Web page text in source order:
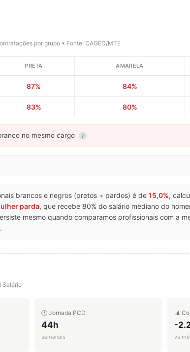
por grupo • Fonte: CAGED/MTE
PRETA AMARELA
87% 84%
83% 80%
no mesmo cargo i
brancos e negros (pretos + pardos) é de 15,0%,
parda, que recebe 80% do salário mediano do
mesmo quando comparamos profissionais com a
Salário
🕐 Jornada PCD
44h
semanais
📊
-
vs